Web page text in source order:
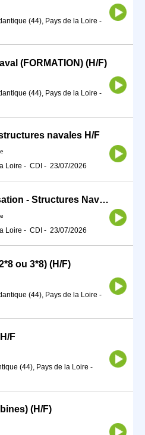
(44), Pays de la Loire -
(FORMATION) (H/F)
(44), Pays de la Loire -
navales H/F
Loire - CDI - 23/07/2026
Technicien industrialisation - Structures Navales H/F
Loire - CDI - 23/07/2026
ou 3*8) (H/F)
(44), Pays de la Loire -
F
(44), Pays de la Loire -
(H/F)